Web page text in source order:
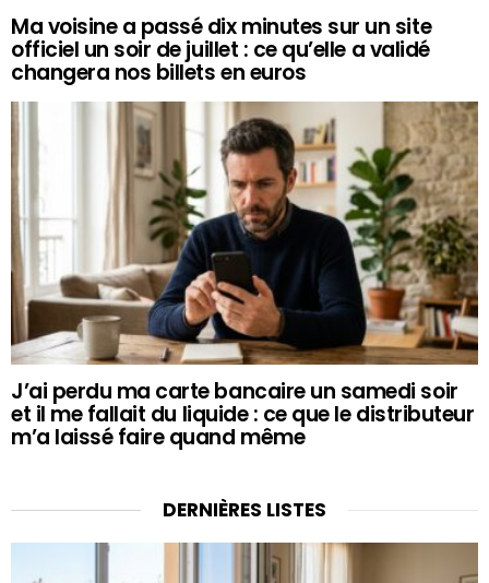
Ma voisine a passé dix minutes sur un site
officiel un soir de juillet : ce qu’elle a validé
changera nos billets en euros
J’ai perdu ma carte bancaire un samedi soir
et il me fallait du liquide : ce que le distributeur
m’a laissé faire quand même
DERNIÈRES LISTES